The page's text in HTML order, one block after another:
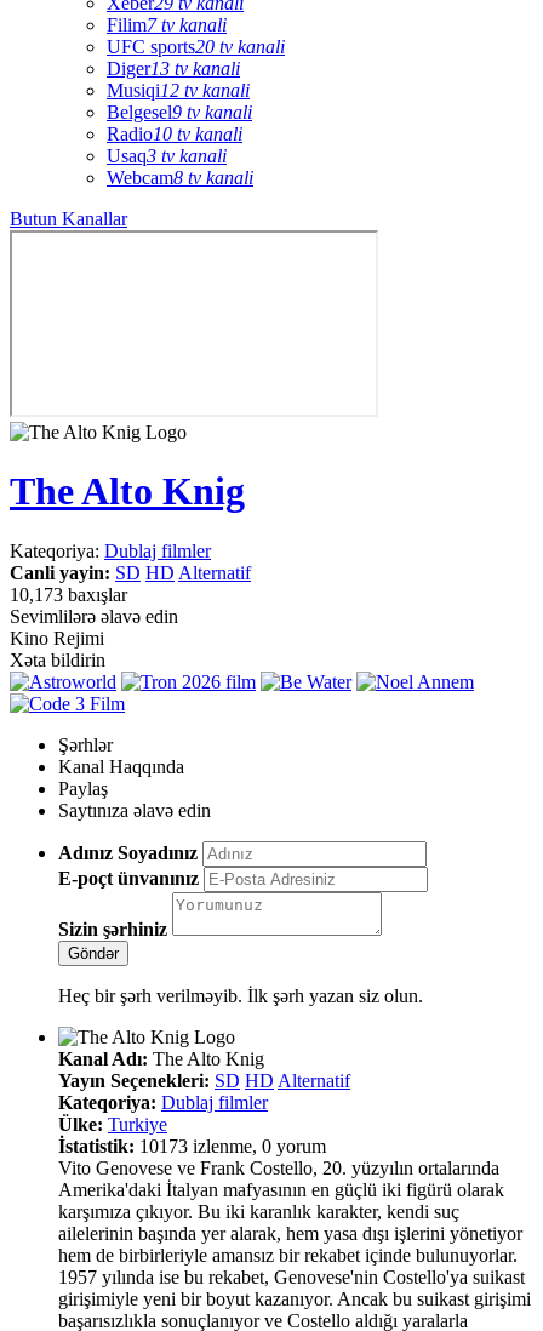
Filim7 tv kanali
UFC sports20 tv kanali
Diger13 tv kanali
Musiqi12 tv kanali
Belgesel9 tv kanali
Radio10 tv kanali
Usaq3 tv kanali
Webcam8 tv kanali
Butun Kanallar
The Alto Knig
Kateqoriya: Dublaj filmler
Canli yayin: SD HD Alternatif
10,173 baxışlar
Sevimlilərə əlavə edin
Kino Rejimi
Xəta bildirin
Şərhlər
Kanal Haqqında
Paylaş
Saytınıza əlavə edin
Adınız Soyadınız
E-poçt ünvanınız
Sizin şərhiniz
Heç bir şərh verilməyib. İlk şərh yazan siz olun.
Kanal Adı: The Alto Knig
Yayın Seçenekleri: SD HD Alternatif
Kateqoriya: Dublaj filmler
Ülke: Turkiye
İstatistik: 10173 izlenme, 0 yorum
Vito Genovese ve Frank Costello, 20. yüzyılın ortalarında
Amerika'daki İtalyan mafyasının en güçlü iki figürü olarak
karşımıza çıkıyor. Bu iki karanlık karakter, kendi suç
ailelerinin başında yer alarak, hem yasa dışı işlerini yönetiyor
hem de birbirleriyle amansız bir rekabet içinde bulunuyorlar.
1957 yılında ise bu rekabet, Genovese'nin Costello'ya suikast
girişimiyle yeni bir boyut kazanıyor. Ancak bu suikast girişimi
başarısızlıkla sonuçlanıyor ve Costello aldığı yaralarla